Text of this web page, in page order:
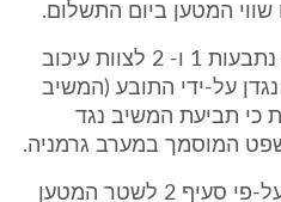
המטען ביום התשלום.
2. בבקשה שלפני מבקשות נתבעות 1 ו- 2 לצוות עיכוב
על-ידי התובע (המשיב
כי תביעת המשיב נגד
המוסמך במערב גרמניה.
3. בבקשה שלפני נטען, כי על-פי סעיף 2 לשטר המטען